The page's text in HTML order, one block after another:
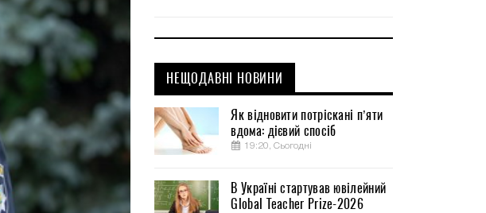
НЕЩОДАВНІ НОВИНИ
Як відновити потріскані п’яти
вдома: дієвий спосіб
19:20, Сьогодні
В Україні стартував ювілейний
Global Teacher Prize-2026